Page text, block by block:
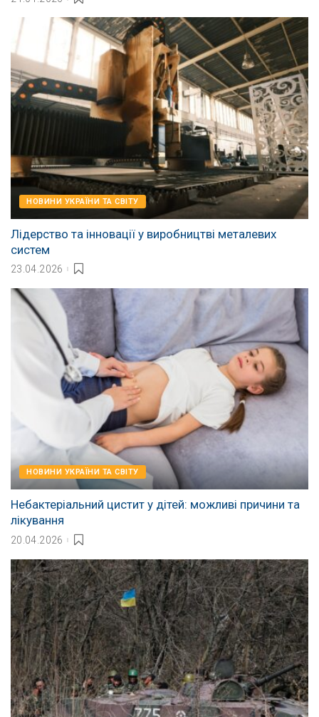
НОВИНИ УКРАЇНИ ТА СВІТУ
Лідерство та інновації у виробництві металевих
систем
23.04.2026
НОВИНИ УКРАЇНИ ТА СВІТУ
Небактеріальний цистит у дітей: можливі причини та
лікування
20.04.2026